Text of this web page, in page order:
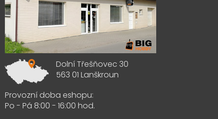
Dolní Třešňovec 30
563 01 Lanškroun
Provozní doba eshopu:
Po - Pá 8:00 - 16:00 hod.